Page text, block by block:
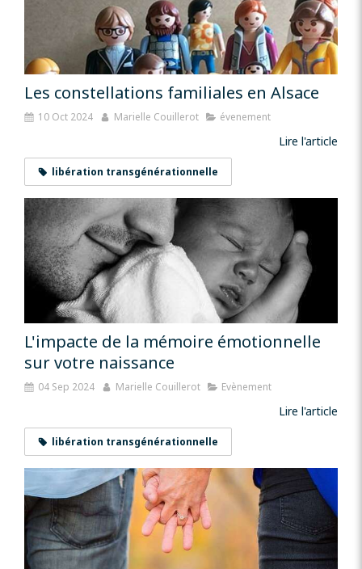
Les constellations familiales en Alsace
10 Oct 2024 Marielle Couillerot évenement
Lire l'article
libération transgénérationnelle
L'impacte de la mémoire émotionnelle
sur votre naissance
04 Sep 2024 Marielle Couillerot Evènement
Lire l'article
libération transgénérationnelle